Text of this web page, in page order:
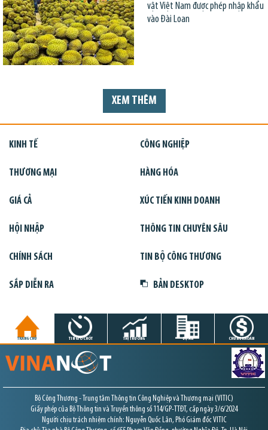
vật Việt Nam được phép nhập khẩu
vào Đài Loan
XEM THÊM
KINH TẾ CÔNG NGHIỆP
THƯƠNG MẠI HÀNG HÓA
GIÁ CẢ XÚC TIẾN KINH DOANH
HỘI NHẬP THÔNG TIN CHUYÊN SÂU
CHÍNH SÁCH TIN BỘ CÔNG THƯƠNG
SẮP DIỄN RA BẢN DESKTOP
TRANG CHỦ TIN GIỜ CHÓT THỊ TRƯỜNG DỰ ÁN CHỨNG KHOÁN
Bộ Công Thương - Trung tâm Thông tin Công Nghiệp và Thương mại (VITIC)
Giấy phép của Bộ Thông tin và Truyền thông số 114/GP-TTĐT, cấp ngày 3/6/2024
Người chịu trách nhiệm chính: Nguyễn Quốc Lân, Phó Giám đốc VITIC